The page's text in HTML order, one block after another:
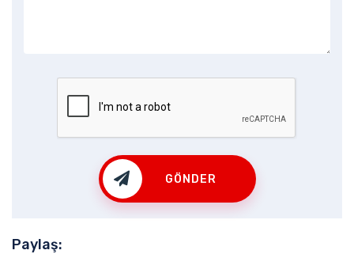
GÖNDER
Paylaş: